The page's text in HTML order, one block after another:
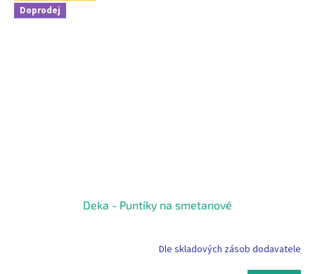
Doprodej
Deka - Puntíky na smetanové
Dle skladových zásob dodavatele